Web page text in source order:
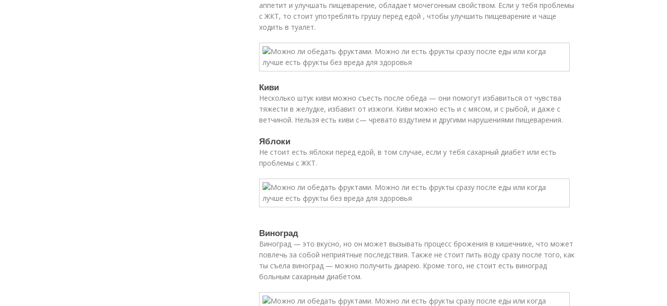
аппетит и улучшать пищеварение, обладает мочегонным свойством. Если у тебя проблемы
с ЖКТ, то стоит употреблять грушу перед едой , чтобы улучшить пищеварение и чаще
ходить в туалет.
Киви
Несколько штук киви можно съесть после обеда — они помогут избавиться от чувства
тяжести в желудке, избавит от изжоги. Киви можно есть и с мясом, и с рыбой, и даже с
ветчиной. Нельзя есть киви с— чревато вздутием и другими нарушениями пищеварения.
Яблоки
Не стоит есть яблоки перед едой, в том случае, если у тебя сахарный диабет или есть
проблемы с ЖКТ.
Виноград
Виноград — это вкусно, но он может вызывать процесс брожения в кишечнике, что может
повлечь за собой неприятные последствия. Также не стоит пить воду сразу после того, как
ты съела виноград — можно получить диарею. Кроме того, не стоит есть виноград
больным сахарным диабетом.